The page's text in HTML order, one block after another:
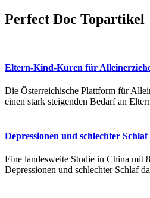
Perfect Doc Topartikel
Eltern-Kind-Kuren für
Die Österreichische Plattform für
einen stark steigenden Bedarf an
Depressionen und schlechter Schlaf
Eine landesweite Studie in China mit
Depressionen und schlechter Schlaf